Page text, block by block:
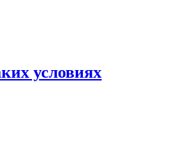
условиях